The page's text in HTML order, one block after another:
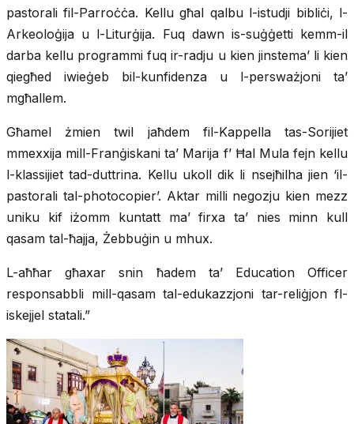
pastorali fil-Parroċċa. Kellu għal qalbu l-istudji bibliċi, l-
Arkeoloġija u l-Liturġija. Fuq dawn is-suġġetti kemm-il
darba kellu programmi fuq ir-radju u kien jinstema’ li kien
qiegħed iwieġeb bil-kunfidenza u l-persważjoni ta’
mgħallem.
Għamel żmien twil jaħdem fil-Kappella tas-Sorijiet
mmexxija mill-Franġiskani ta’ Marija f’ Ħal Mula fejn kellu
l-klassijiet tad-duttrina. Kellu ukoll dik li nsejħilha jien ‘il-
pastorali tal-photocopier’. Aktar milli negozju kien mezz
uniku kif iżomm kuntatt ma’ firxa ta’ nies minn kull
qasam tal-ħajja, Żebbuġin u mhux.
L-aħħar għaxar snin ħadem ta’ Education Officer
responsabbli mill-qasam tal-edukazzjoni tar-reliġjon fl-
iskejjel statali.”